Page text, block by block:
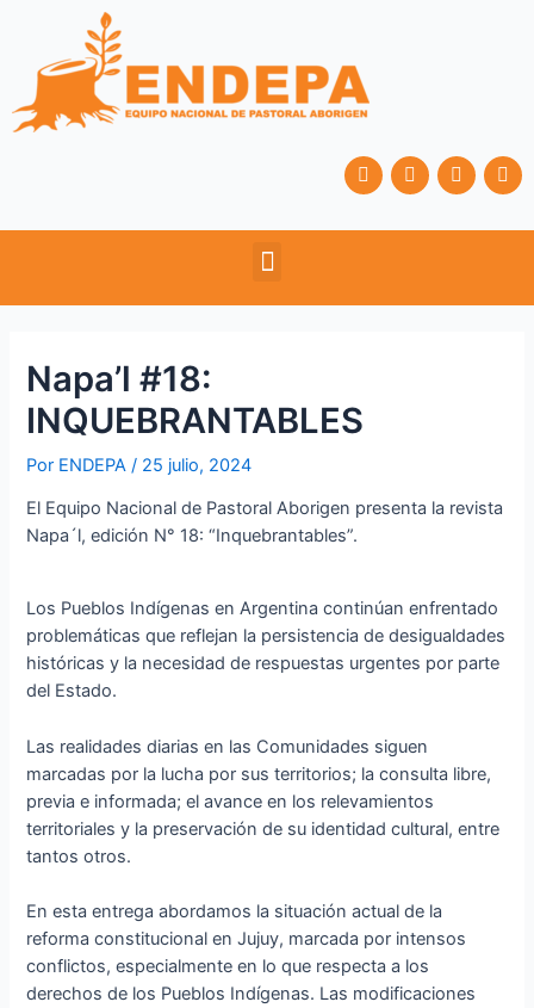
contenido
F
a
T
w
Y
o
I
n
Menu
Napa’l #18:
INQUEBRANTABLES
Por ENDEPA/ 25 julio, 2024
El Equipo Nacional de Pastoral Aborigen presenta la revista
Napa´l, edición N° 18: “Inquebrantables”.
Los Pueblos Indígenas en Argentina continúan enfrentado
problemáticas que reflejan la persistencia de desigualdades
históricas y la necesidad de respuestas urgentes por parte
del Estado.
Las realidades diarias en las Comunidades siguen
marcadas por la lucha por sus territorios; la consulta libre,
previa e informada; el avance en los relevamientos
territoriales y la preservación de su identidad cultural, entre
tantos otros.
En esta entrega abordamos la situación actual de la
reforma constitucional en Jujuy, marcada por intensos
conflictos, especialmente en lo que respecta a los
derechos de los Pueblos Indígenas. Las modificaciones
Navegación
de
entradas